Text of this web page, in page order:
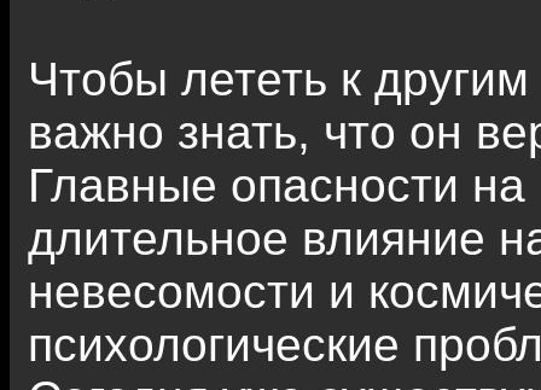
Чтобы лететь к
важно знать, что он
Главные опасности
длительное влияние
невесомости и
психологические